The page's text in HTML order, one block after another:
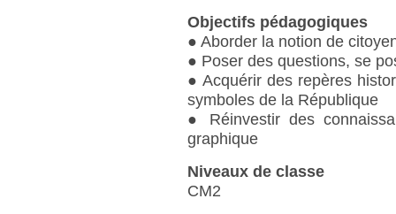
Objectifs pédagogiques
● Aborder la notion de
● Poser des questions, se
● Acquérir des repères
symboles de la République
● Réinvestir des
graphique
Niveaux de classe
CM2